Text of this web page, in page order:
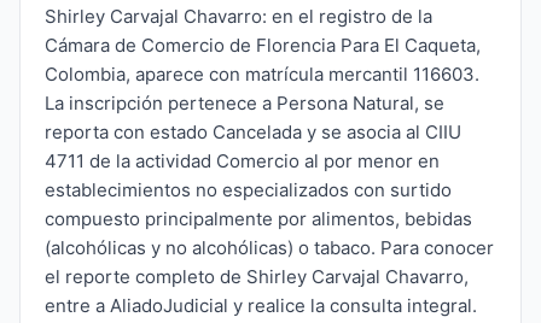
Shirley Carvajal Chavarro: en el registro de la
Cámara de Comercio de Florencia Para El Caqueta,
Colombia, aparece con matrícula mercantil 116603.
La inscripción pertenece a Persona Natural, se
reporta con estado Cancelada y se asocia al CIIU
4711 de la actividad Comercio al por menor en
establecimientos no especializados con surtido
compuesto principalmente por alimentos, bebidas
(alcohólicas y no alcohólicas) o tabaco. Para conocer
el reporte completo de Shirley Carvajal Chavarro,
entre a AliadoJudicial y realice la consulta integral.